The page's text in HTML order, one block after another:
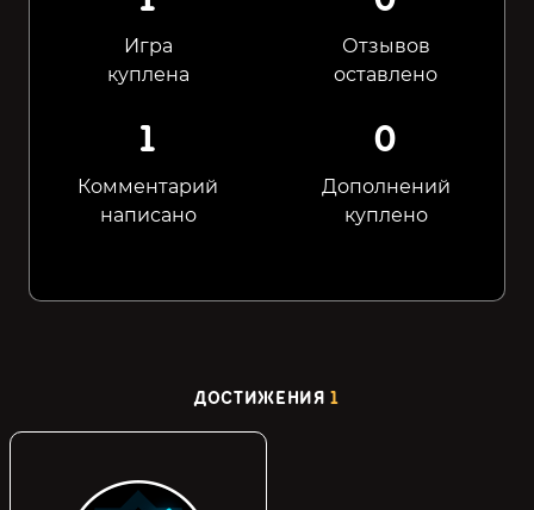
Игра
куплена
Отзывов
оставлено
1
Комментарий
написано
0
Дополнений
куплено
ДОСТИЖЕНИЯ1